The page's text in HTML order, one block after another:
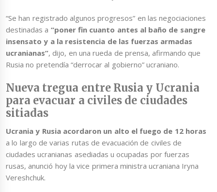
“Se han registrado algunos progresos” en las negociaciones
destinadas a “poner fin cuanto antes al baño de sangre
insensato y a la resistencia de las fuerzas armadas
ucranianas”, dijo, en una rueda de prensa, afirmando que
Rusia no pretendía “derrocar al gobierno” ucraniano.
Nueva tregua entre Rusia y Ucrania
para evacuar a civiles de ciudades
sitiadas
Ucrania y Rusia acordaron un alto el fuego de 12 horas
a lo largo de varias rutas de evacuación de civiles de
ciudades ucranianas asediadas u ocupadas por fuerzas
rusas, anunció hoy la vice primera ministra ucraniana Iryna
Vereshchuk.